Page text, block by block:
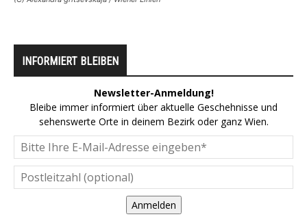
INFORMIERT BLEIBEN
Newsletter-Anmeldung!
Bleibe immer informiert über aktuelle Geschehnisse und
sehenswerte Orte in deinem Bezirk oder ganz Wien.
Anmelden